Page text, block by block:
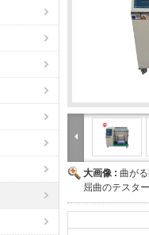
大画像 : 曲が
屈曲のテスタ